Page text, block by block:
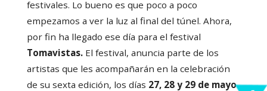
festivales. Lo bueno es que poco a poco
empezamos a ver la luz al final del túnel. Ahora,
por fin ha llegado ese día para el festival
Tomavistas.El festival, anuncia parte de los
artistas que les acompañarán en la celebración
de su sexta edición, los días 27, 28 y 29 de mayo